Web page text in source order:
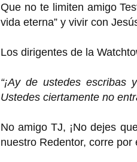
Que no te limiten amigo
vida eterna” y vivir con
Los dirigentes de la
“¡Ay de ustedes
Ustedes ciertamente no
No amigo TJ, ¡No dejes
nuestro Redentor, corre por